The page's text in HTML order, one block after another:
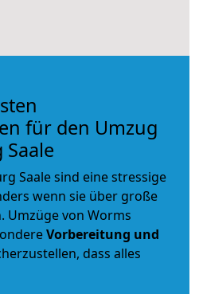
für den Umzug
Saale sind eine stressige
wenn sie über große
Umzüge von Worms
Vorbereitung und
dass alles